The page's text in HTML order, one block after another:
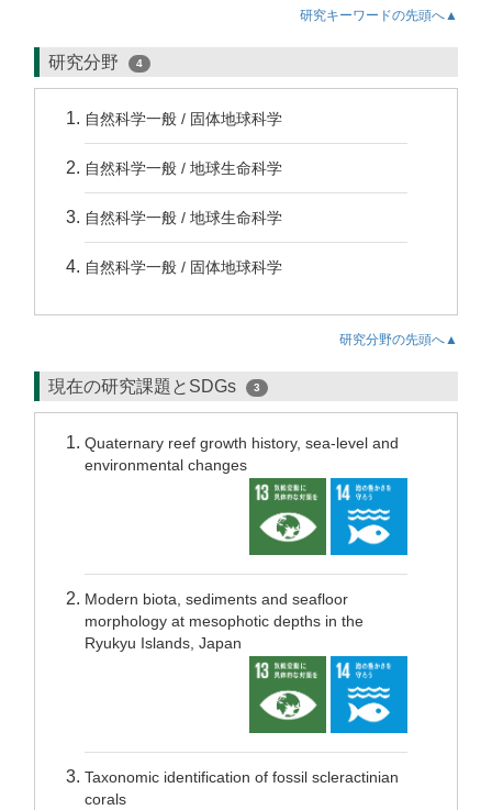
研究キーワードの先頭へ▲
研究分野 4
自然科学一般 / 固体地球科学
自然科学一般 / 地球生命科学
自然科学一般 / 地球生命科学
自然科学一般 / 固体地球科学
研究分野の先頭へ▲
現在の研究課題とSDGs 3
Quaternary reef growth history, sea-level and
environmental changes
Modern biota, sediments and seafloor
morphology at mesophotic depths in the
Ryukyu Islands, Japan
Taxonomic identification of fossil scleractinian
corals